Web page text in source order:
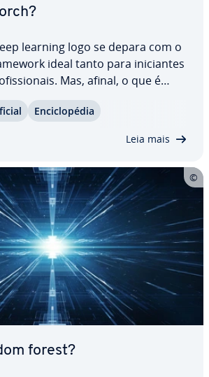
learning logo se depara com o
ideal tanto para ini­ci­an­tes
Mas, afinal, o que é
tão poderoso e quais são os
En­ci­clo­pé­dia
Leia mais
forest?